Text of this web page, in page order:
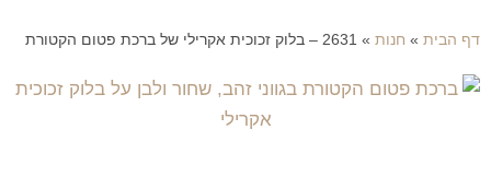
דף הבית » חנות » 2631 – בלוק זכוכית אקרילי של ברכת פטום הקטורת